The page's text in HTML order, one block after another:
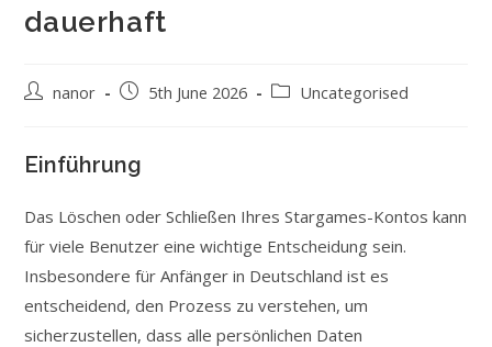
dauerhaft
nanor 5th June 2026 Uncategorised
Einführung
Das Löschen oder Schließen Ihres Stargames-Kontos kann
für viele Benutzer eine wichtige Entscheidung sein.
Insbesondere für Anfänger in Deutschland ist es
entscheidend, den Prozess zu verstehen, um
sicherzustellen, dass alle persönlichen Daten